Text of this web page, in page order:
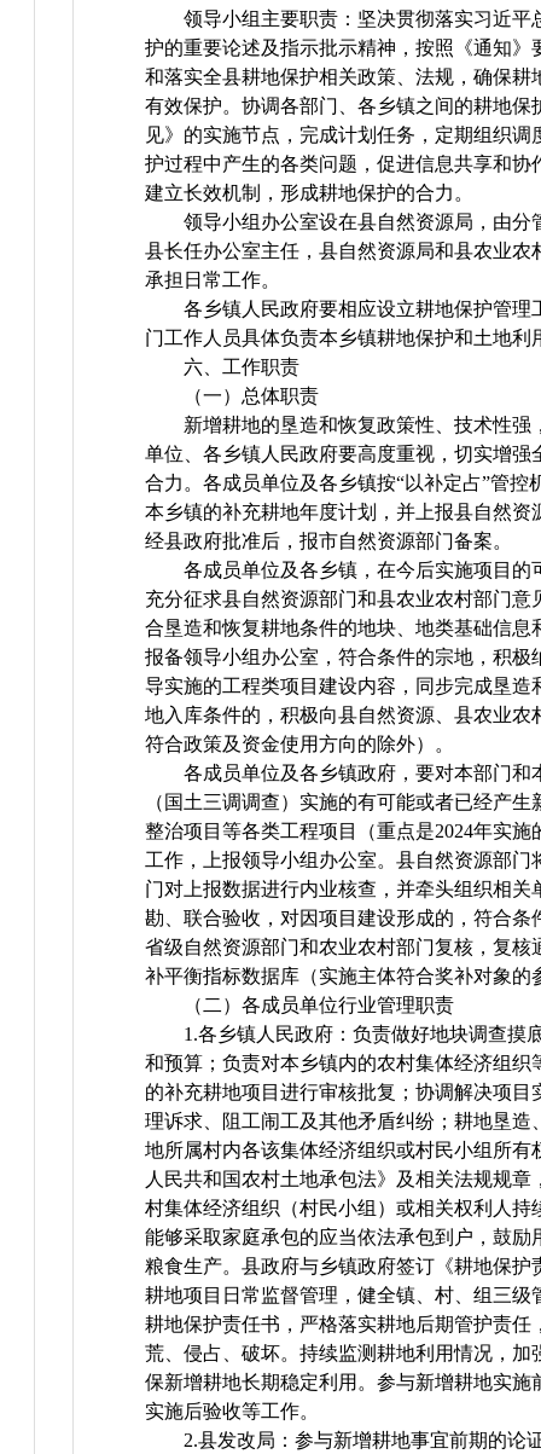
领导小组主要职责：坚决贯彻落实习近平
护的重要论述及指示批示精神，按照《通知》
和落实全县耕地保护相关政策、法规，确保耕
有效保护。协调各部门、各乡镇之间的耕地保
见》的实施节点，完成计划任务，定期组织调
护过程中产生的各类问题，促进信息共享和协
建立长效机制，形成耕地保护的合力。
领导小组办公室设在县自然资源局，由分
县长任办公室主任，县自然资源局和县农业农
承担日常工作。
各乡镇人民政府要相应设立耕地保护管理
门工作人员具体负责本乡镇耕地保护和土地利
六、工作职责
（一）总体职责
新增耕地的垦造和恢复政策性、技术性强
单位、各乡镇人民政府要高度重视，切实增强
合力。各成员单位及各乡镇按“以补定占”管控
本乡镇的补充耕地年度计划，并上报县自然资
经县政府批准后，报市自然资源部门备案。
各成员单位及各乡镇，在今后实施项目的
充分征求县自然资源部门和县农业农村部门意
合垦造和恢复耕地条件的地块、地类基础信息
报备领导小组办公室，符合条件的宗地，积极
导实施的工程类项目建设内容，同步完成垦造
地入库条件的，积极向县自然资源、县农业农
符合政策及资金使用方向的除外）。
各成员单位及各乡镇政府，要对本部门和
（国土三调调查）实施的有可能或者已经产
整治项目等各类工程项目（重点是2024年实施
工作，上报领导小组办公室。县自然资源部门
门对上报数据进行内业核查，并牵头组织相关
勘、联合验收，对因项目建设形成的，符合条
省级自然资源部门和农业农村部门复核，复核
补平衡指标数据库（实施主体符合奖补对象的
（二）各成员单位行业管理职责
1.各乡镇人民政府：负责做好地块调查摸
和预算；负责对本乡镇内的农村集体经济组织
的补充耕地项目进行审核批复；协调解决项目
理诉求、阻工闹工及其他矛盾纠纷；耕地垦造
地所属村内各该集体经济组织或村民小组所有
人民共和国农村土地承包法》及相关法规规章
村集体经济组织（村民小组）或相关权利人持
能够采取家庭承包的应当依法承包到户，鼓励
粮食生产。县政府与乡镇政府签订《耕地保护
耕地项目日常监督管理，健全镇、村、组三级
耕地保护责任书，严格落实耕地后期管护责任
荒、侵占、破坏。持续监测耕地利用情况，加
保新增耕地长期稳定利用。参与新增耕地实施
实施后验收等工作。
2.县发改局：参与新增耕地事宜前期的论